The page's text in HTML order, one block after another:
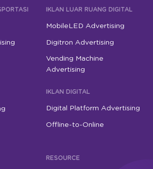
IKLAN LUAR RUANG DIGITAL
MobileLED Advertising
Digitron Advertising
Vending Machine
Advertising
IKLAN DIGITAL
Digital Platform Advertising
Offline-to-Online
RESOURCE